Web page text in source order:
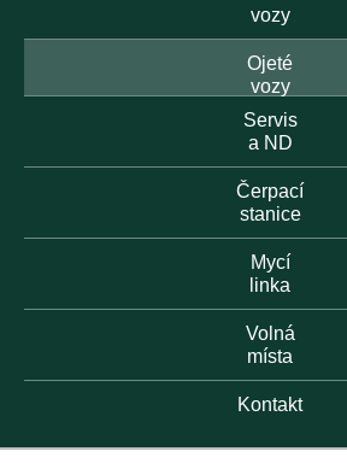
vozy
Ojeté
vozy
Servis
a ND
Čerpací
stanice
Mycí
linka
Volná
místa
Kontakt